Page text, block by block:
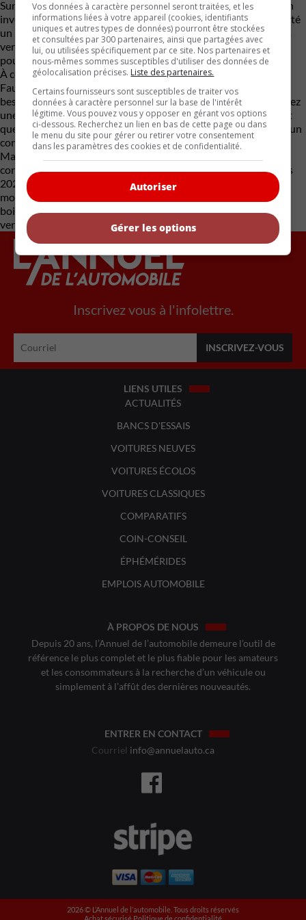
Sur le plan financier, l’Atlas 2026 peut être considéré comme un
investissement, de la même façon que le système SAAQClic a été
un investissement. Son prix de départ frôle les 51 000 $ pour la
version de base (Comfortline), et grimpe au-delà des 60 000$
pour la déclinaison Execline.
À ce prix, l’acheteur se retrouve face à un dilemme cornélien.
Faut-il craquer pour ce modèle en fin de cycle ? Si vous avez un
besoin immédiat d’un espace gargantuesque, que vous appréciez
une dynamique de conduite germanique étonnamment agile et
que la facture d’essence n’est pas un obstacle, l’Atlas actuel est un
compagnon de route compétent.
Mais pour le consommateur rationnel, l’édition 2026 est à
considérer pour ce qu’elle est : sur le bord de disparaître. L’Atlas
2027 à l’horizon promet une refonte majeure et ce fameux
moteur hybride qui viendra s’occuper de son problème de
boisson, la patience est très certainement la plus grande des
vertus.
Inscrivez vous à l'infolettre.
LIENS UTILES
ACTUALITÉS
BANCS D'ESSAIS
VOITURES NEUVES
VOITURES ÉCOLOS
VOITURES CLASSIQUES
COMPARATIFS
COIN-CONSEIL
ÉPHÉMÉRIDES
EMPLOIS AUTOMOBILE
À PROPOS DE NOUS
Depuis 20 ans, l’Annuel de l’automobile demeure l’outil de
référence le plus complet et le plus fiable pour les amateurs
et les consommateurs à la recherche d’un véhicule ou
simplement à l’affût des dernières nouveautés.
ENTRER EN CONTACT
Courriel info@annuelauto.ca
2026 ©️ L’Annuel de l’automobile. Tous droits réservés
Achat sécurisé Politique de confidentialité
Vos données à caractère personnel seront traitées, et les
informations liées à votre appareil (cookies, identifiants
uniques et autres types de données) pourront être stockées
et consultées par 300 partenaires, ainsi que partagées avec
lui, ou utilisées spécifiquement par ce site. Nos partenaires et
nous-mêmes sommes susceptibles d'utiliser des données de
géolocalisation précises. Liste des partenaires.
Certains fournisseurs sont susceptibles de traiter vos
données à caractère personnel sur la base de l'intérêt
légitime. Vous pouvez vous y opposer en gérant vos options
ci-dessous. Recherchez un lien en bas de cette page ou dans
le menu du site pour gérer ou retirer votre consentement
dans les paramètres des cookies et de confidentialité.
Autoriser
Gérer les options